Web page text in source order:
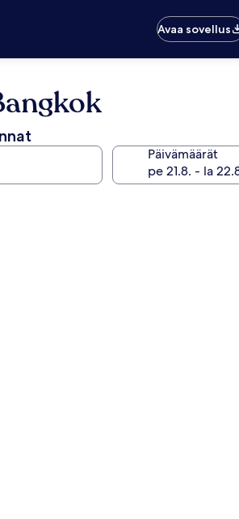
Avaa sovellus
Päivämäärät